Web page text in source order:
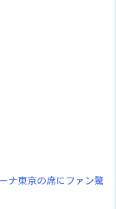
ナ東京の席にファン驚